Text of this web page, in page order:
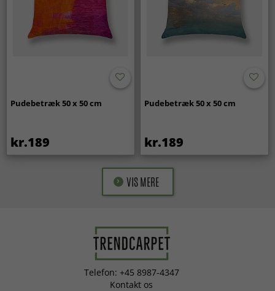
Pudebetræk 50 x 50 cm
kr.189
Pudebetræk 50 x 50 cm
kr.189
VIS MERE
Telefon: +45 8987-4347
Kontakt os